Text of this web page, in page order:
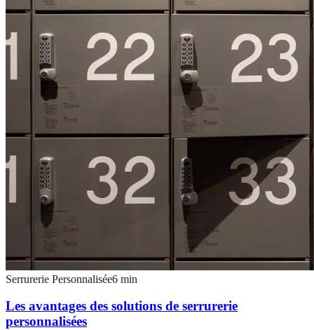
Serrurerie Personnalisée6 min
Les avantages des solutions de serrurerie
personnalisées